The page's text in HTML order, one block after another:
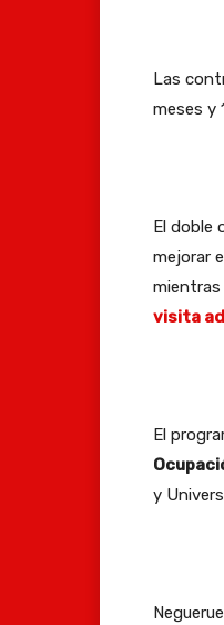
Las
meses y
El doble
mejorar
visita
El
y